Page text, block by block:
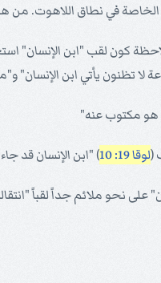
في نطاق اللاهوت. من
كون لقب "ابن الإنسان"
لا تظنون يأتي ابن
هو مكتوب عنه"
(لوقا 19: 10 ) "ابن الإنسان قد
على نحو ملائم جداً لقباً